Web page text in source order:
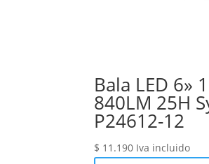
Bala LED 6»
840LM 25H
P24612-12
$ 11.190 Iva incluido